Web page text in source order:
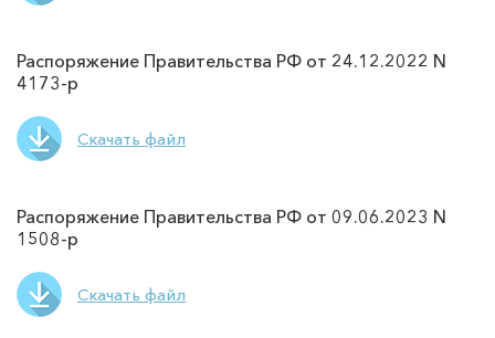
Распоряжение Правительства РФ от 24.12.2022 N
4173-р
Скачать файл
Распоряжение Правительства РФ от 09.06.2023 N
1508-р
Скачать файл